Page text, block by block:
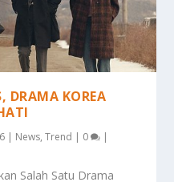
DRAMA KOREA
| News,Trend | 0 |
Salah Satu Drama